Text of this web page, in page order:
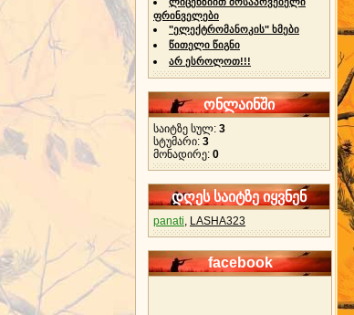
ფრინველები
"ელექტრომანოკის" ხმები
წითელი წიგნი
არ ესროლოთ!!!
ონლაინში
საიტზე სულ: 3
სტუმარი: 3
მონადირე: 0
დღეს საიტზე იყვნენ
panati, LASHA323
facebook